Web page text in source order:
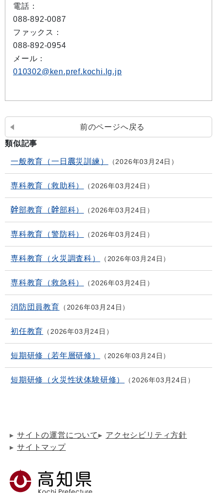
電話：
088-892-0087
ファックス：
088-892-0954
メール：
010302@ken.pref.kochi.lg.jp
前のページへ戻る
類似記事
一般教育（一日震災訓練） 2026年03月24日
専科教育（救助科） 2026年03月24日
幹部教育（幹部科） 2026年03月24日
専科教育（警防科） 2026年03月24日
専科教育（火災調査科） 2026年03月24日
専科教育（救急科） 2026年03月24日
消防団員教育 2026年03月24日
初任教育 2026年03月24日
短期研修（若年層研修） 2026年03月24日
短期研修（火災性状体験研修） 2026年03月24日
サイトの運営について
アクセシビリティ方針
サイトマップ